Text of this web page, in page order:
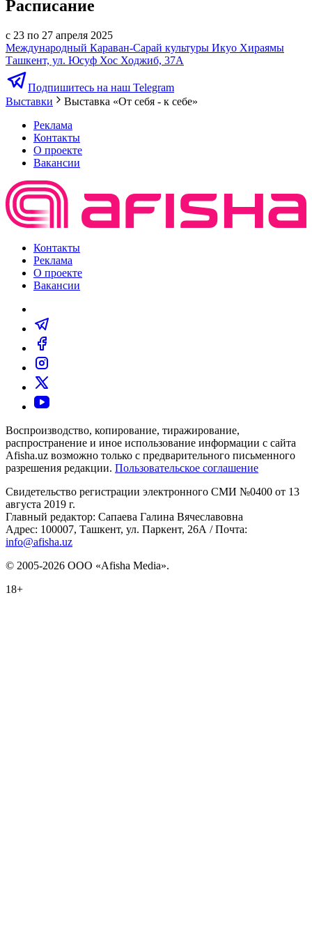
Расписание
с 23 по 27 апреля 2025
Международный Караван-Сарай культуры Икуо Хираямы
Ташкент, ул. Юсуф Хос Ходжиб, 37А
Подпишитесь на наш Telegram
Выставки
Выставка «От себя - к себе»
Реклама
Контакты
О проекте
Вакансии
Контакты
Реклама
О проекте
Вакансии
Воспроизводство, копирование, тиражирование,
распространение и иное использование информации с сайта
Afisha.uz возможно только с предварительного письменного
разрешения редакции. Пользовательское соглашение
Свидетельство регистрации электронного СМИ №0400 от 13
августа 2019 г.
Главный редактор: Сапаева Галина Вячеславовна
Адрес: 100007, Ташкент, ул. Паркент, 26А / Почта:
info@afisha.uz
© 2005-2026 ООО «Afisha Media».
18+